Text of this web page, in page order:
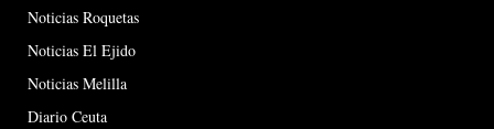
Noticias Roquetas
Noticias El Ejido
Noticias Melilla
Diario Ceuta